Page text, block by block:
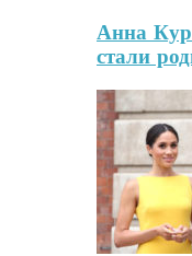
Анна
стали